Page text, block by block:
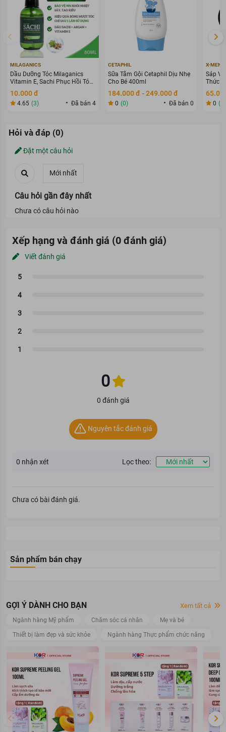
MILAGANICS
Dầu Dưỡng Tóc Milaganics
Vitamin E, Sachi Phục Hồi Tóc
80ml
10.000 đ
4.65 (3) Đã bán 4
CETAPHIL
Sữa Tắm Gội Cetaphil Dịu Nhẹ
Cho Bé 400ml
184.000 đ - 249.000 đ
0 (0) Đã bán 0
X-MEN
Sáp
Thức
70g
0 (0)
Hỏi và đáp (0)
Đặt một câu hỏi
Câu hỏi gần đây nhất
Chưa có câu hỏi nào
Xếp hạng và đánh giá (0 đánh giá)
Viết đánh giá
0
0 đánh giá
Nguyên tắc đánh giá
0 nhận xét Lọc theo:
Chưa có bài đánh giá.
Sản phẩm bán chạy
GỢI Ý DÀNH CHO BẠN
Ngành hàng Mỹ phẩm Chăm sóc cá nhân Mẹ và bé
Thiết bị làm đẹp và sức khỏe Ngành hàng Thực phẩm chức năng
Xem tất cả